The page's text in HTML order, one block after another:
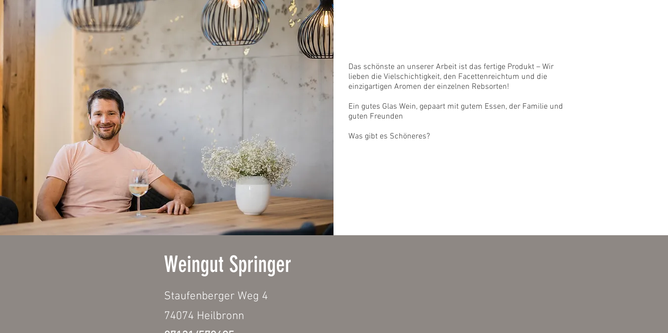
Das schönste an unserer Arbeit ist das fertige Produkt – Wir
lieben die Vielschichtigkeit, den Facettenreichtum und die
einzigartigen Aromen der einzelnen Rebsorten!
Ein gutes Glas Wein, gepaart mit gutem Essen, der Familie und
guten Freunden
Was gibt es Schöneres?
Weingut Springer
Staufenberger Weg 4
74074 Heilbronn